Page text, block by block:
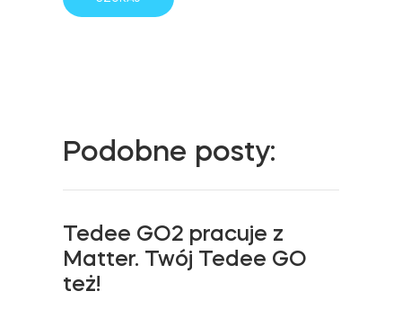
Tedee Keypad PRO
Tedee Biometric Module
Podobne posty:
Tedee GO2 pracuje z
Matter. Twój Tedee GO
też!